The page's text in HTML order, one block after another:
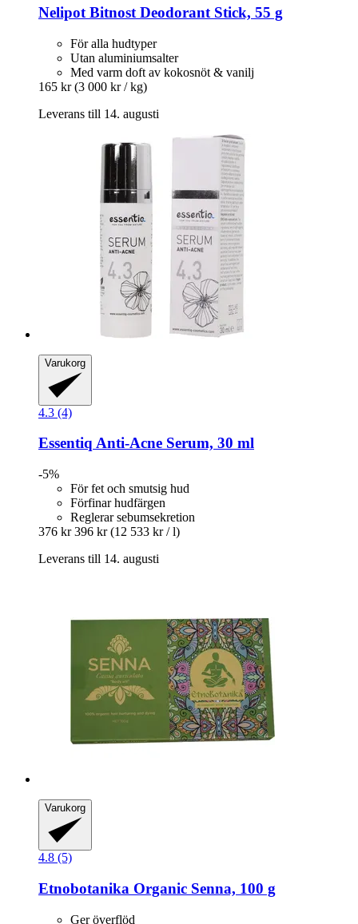
Nelipot Bitnost Deodorant Stick, 55 g
För alla hudtyper
Utan aluminiumsalter
Med varm doft av kokosnöt & vanilj
165 kr (3 000 kr / kg)
Leverans till 14. augusti
Varukorg
4.3 (4)
Essentiq Anti-​Acne Serum, 30 ml
-5%
För fet och smutsig hud
Förfinar hudfärgen
Reglerar sebumsekretion
376 kr 396 kr (12 533 kr / l)
Leverans till 14. augusti
Varukorg
4.8 (5)
Etnobotanika Organic Senna, 100 g
Ger överflöd